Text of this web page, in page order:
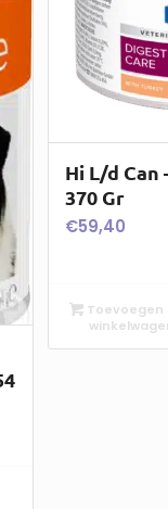
Hi L/d Can
370 Gr
€59,40
Toevoegen